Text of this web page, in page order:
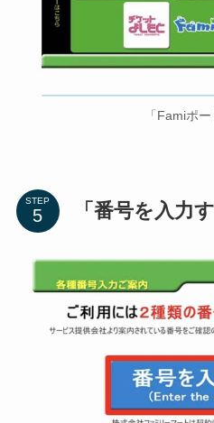
「Famiポ
STEP 「番号を入力